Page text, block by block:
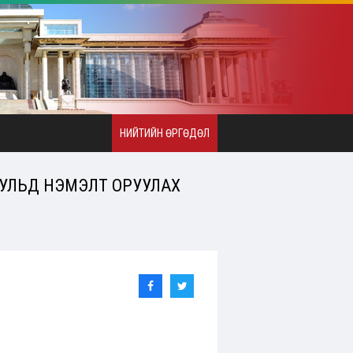
НИЙТИЙН ӨРГӨДӨЛ
НЭМЭЛТ ОРУУЛАХ